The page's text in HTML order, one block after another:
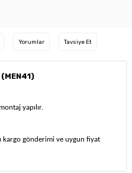
Yorumlar Tavsiye Et
yapılır.
kargo gönderimi ve uygun fiyat